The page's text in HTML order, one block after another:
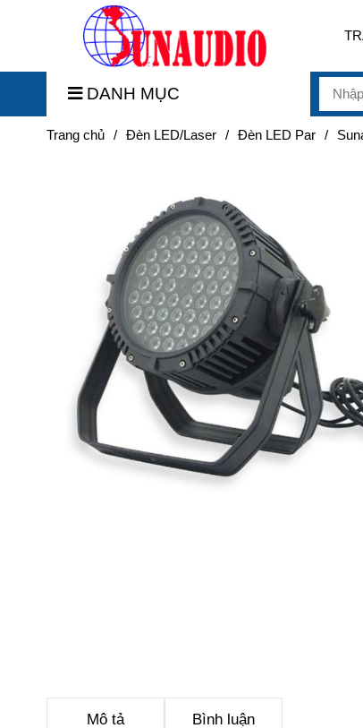
DANH MỤC
Trang chủ / Đèn LED/Laser / Đèn LED Par /
Mô tả Bình luận